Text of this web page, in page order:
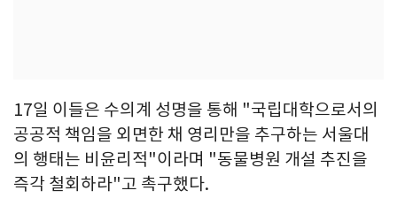
17일 이들은 수의계 성명을 통해 "국립대학으로서의
공공적 책임을 외면한 채 영리만을 추구하는 서울대
의 행태는 비윤리적"이라며 "동물병원 개설 추진을
즉각 철회하라"고 촉구했다.